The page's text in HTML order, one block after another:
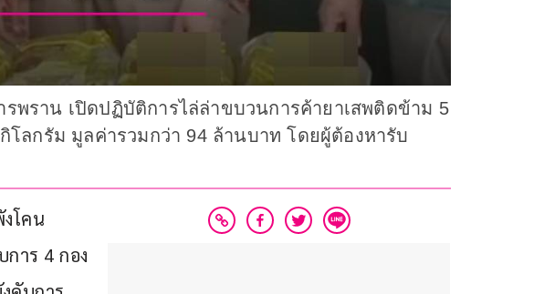
พราน เปิดปฏิบัติการไล่ล่าขบวนการค้ายาเสพติดข้าม 5
โลกรัม มูลค่ารวมกว่า 94 ล้านบาท โดยผู้ต้องหารับ
โคน
าร 4 กอง